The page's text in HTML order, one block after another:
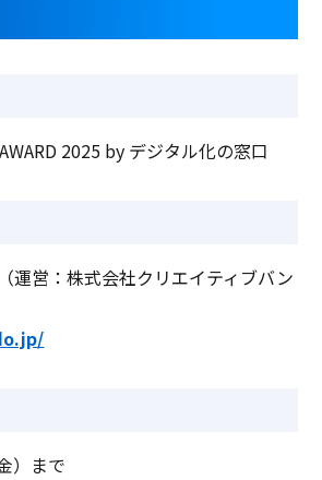
2025 by デジタル化の窓口
運営：株式会社クリエイティブバン
）まで